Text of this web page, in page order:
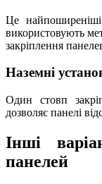
Це
використовують
закріплення
Наземні
Один стовп
дозволяє панелі
Інші
панелей